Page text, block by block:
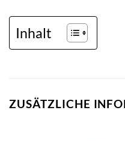
Inhalt
ZUSÄTZLICHE